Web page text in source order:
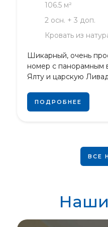
106.5 м²
2 осн. + 3 доп.
Кровать из
Шикарный, очень
номер с панорамным
Ялту и царскую
ПОДРОБНЕЕ
ВСЕ